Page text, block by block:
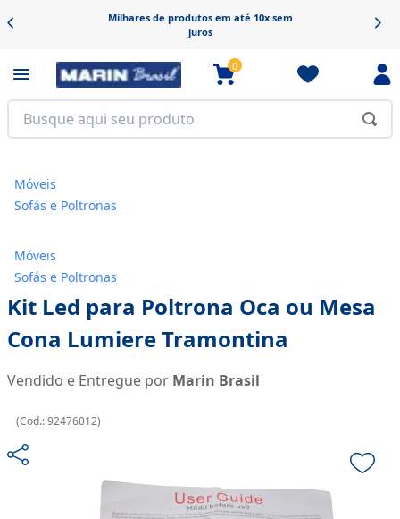
Frete grátis em produtos selecionados
0
Móveis
Sofás e Poltronas
Móveis
Sofás e Poltronas
Kit Led para Poltrona Oca ou Mesa
Cona Lumiere Tramontina
Vendido e Entregue por Marin Brasil
(Cod.:92476012)